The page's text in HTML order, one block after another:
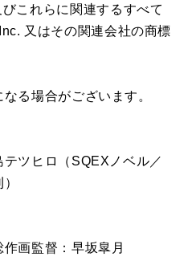
これらに関連するすべて
又はその関連会社の商標
る場合がございます。
ツヒロ（SQEXノベル／
画監督：早坂皐月